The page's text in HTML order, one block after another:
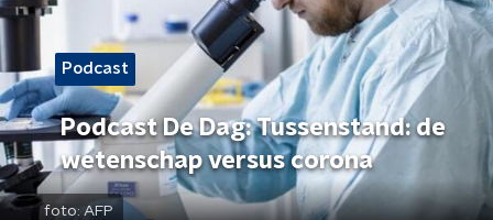
Podcast
Podcast De Dag: Tussenstand: de
wetenschap versus corona
foto: AFP